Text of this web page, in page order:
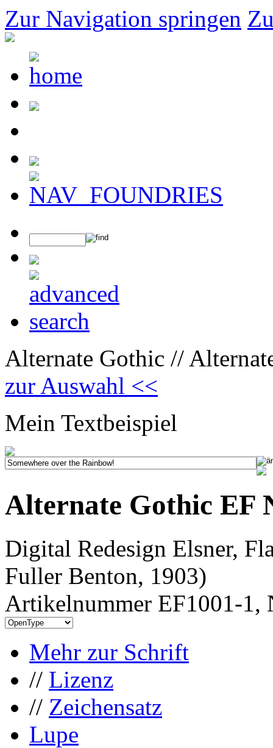
Zur Navigation springen
Alternate Gothic //
zur Auswahl <<
Mein Textbeispiel
Alternate Gothic EF
Digital Redesign Elsner,
Fuller Benton, 1903)
Artikelnummer EF1001-1,
Mehr zur Schrift
// Lizenz
// Zeichensatz
Lupe